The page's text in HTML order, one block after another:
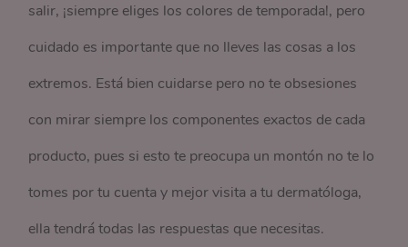
salir, ¡siempre eliges los colores de temporada!, pero
cuidado es importante que no lleves las cosas a los
extremos. Está bien cuidarse pero no te obsesiones
con mirar siempre los componentes exactos de cada
producto, pues si esto te preocupa un montón no te lo
tomes por tu cuenta y mejor visita a tu dermatóloga,
ella tendrá todas las respuestas que necesitas.